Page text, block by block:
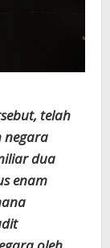
telah
negara
dua
enam